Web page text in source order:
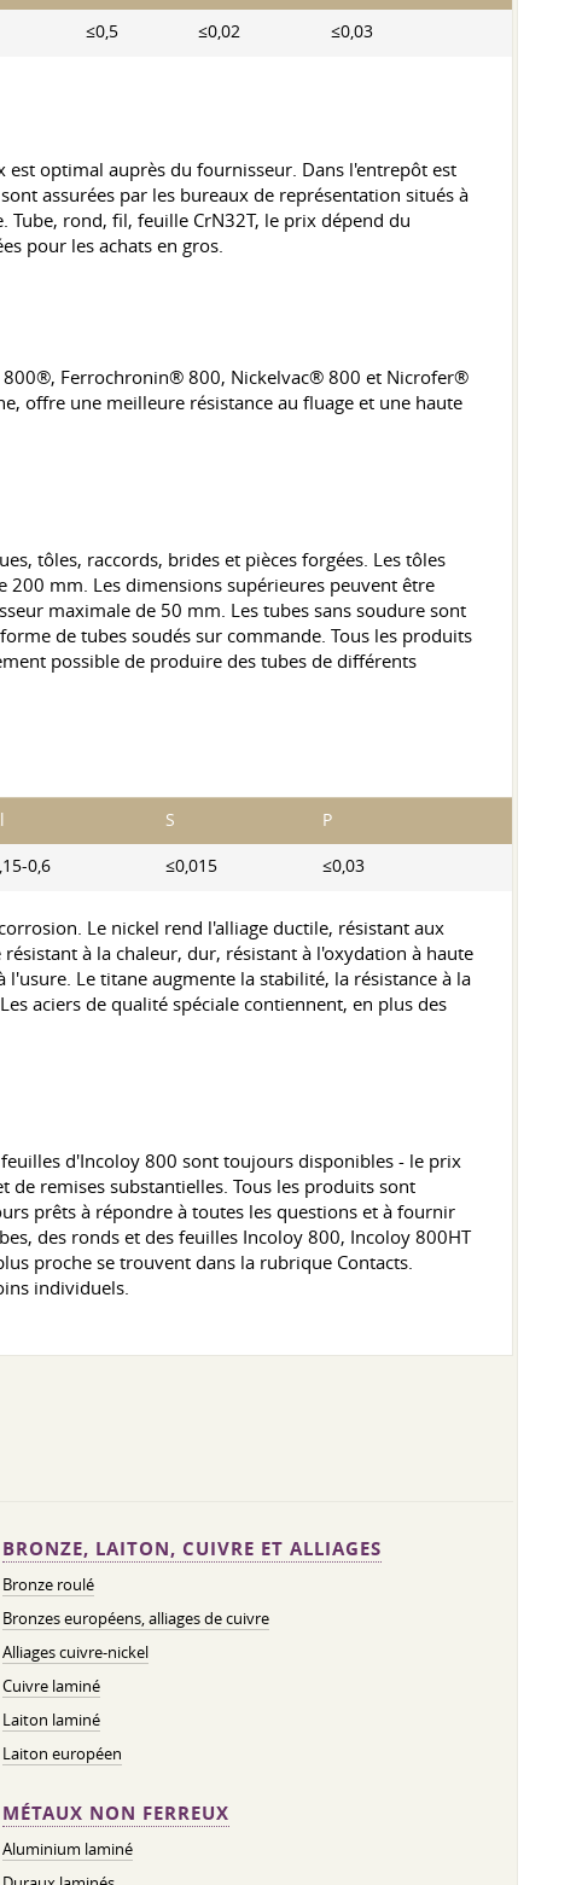
≤0,5 ≤0,02 ≤0,03
optimal auprès du fournisseur. Dans l'entrepôt est
assurées par les bureaux de représentation situés à
Tube, rond, fil, feuille CrN32T, le prix dépend du
pour les achats en gros.
800®, Ferrochronin® 800, Nickelvac® 800 et Nicrofer®
offre une meilleure résistance au fluage et une haute
tôles, raccords, brides et pièces forgées. Les tôles
mm. Les dimensions supérieures peuvent être
maximale de 50 mm. Les tubes sans soudure sont
de tubes soudés sur commande. Tous les produits
possible de produire des tubes de différents
S P
0,6 ≤0,015 ≤0,03
Le nickel rend l'alliage ductile, résistant aux
à la chaleur, dur, résistant à l'oxydation à haute
Le titane augmente la stabilité, la résistance à la
aciers de qualité spéciale contiennent, en plus des
d'Incoloy 800 sont toujours disponibles - le prix
remises substantielles. Tous les produits sont
prêts à répondre à toutes les questions et à fournir
des ronds et des feuilles Incoloy 800, Incoloy 800HT
proche se trouvent dans la rubrique Contacts.
individuels.
BRONZE, LAITON, CUIVRE ET ALLIAGES
Bronze roulé
Bronzes européens, alliages de cuivre
Alliages cuivre-nickel
Cuivre laminé
Laiton laminé
Laiton européen
MÉTAUX NON FERREUX
Aluminium laminé